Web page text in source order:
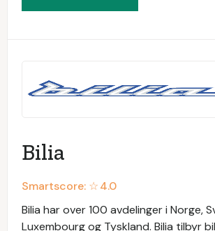
Bilia
Smartscore: ☆4.0
Bilia har over 100 avdelinger i Norge,
Luxembourg og Tyskland. Bilia tilbyr